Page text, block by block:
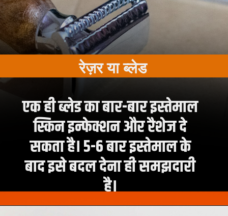
एक ही ब्लेड का बार-बार इस्तेमाल
स्किन इन्फेक्शन और रैशेज दे
सकता है। 5-6 बार इस्तेमाल के
बाद इसे बदल देना ही समझदारी
है।
रेज़र या ब्लेड